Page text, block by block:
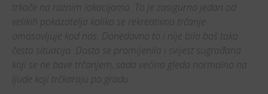
trkače na raznim lokacijama. To je zasigurno jedan od
velikih pokazatelja koliko se rekreativno trčanje
omasovljuje kod nas. Donedavno to i nije bilo baš tako
česta situacija. Dosta se promijenila i svijest sugrađana
koji se ne bave trčanjem, sada većina gleda normalno na
ljude koji trčkaraju po gradu.